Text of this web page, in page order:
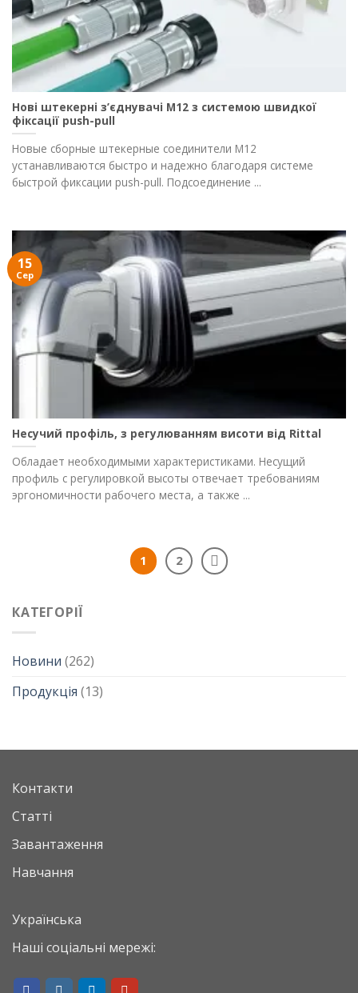
КАТЕГОРІЇ
Новини (262)
Продукція (13)
Нові штекерні з’єднувачі M12 з системою швидкої
фіксації push-pull
Новые сборные штекерные соединители M12
устанавливаются быстро и надежно благодаря системе
быстрой фиксации push-pull. Подсоединение ...
Несучий профіль, з регулюванням висоти від Rittal
Обладает необходимыми характеристиками. Несущий
профиль с регулировкой высоты отвечает требованиям
эргономичности рабочего места, а также ...
15
Сер
1 2
Контакти
Статті
Завантаження
Навчання
Українська
Наші соціальні мережі: